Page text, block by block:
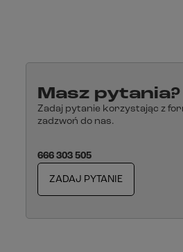
Masz pytania?
Zadaj pytanie korzystając z
zadzwoń do nas.
666 303 505
ZADAJ PYTANIE